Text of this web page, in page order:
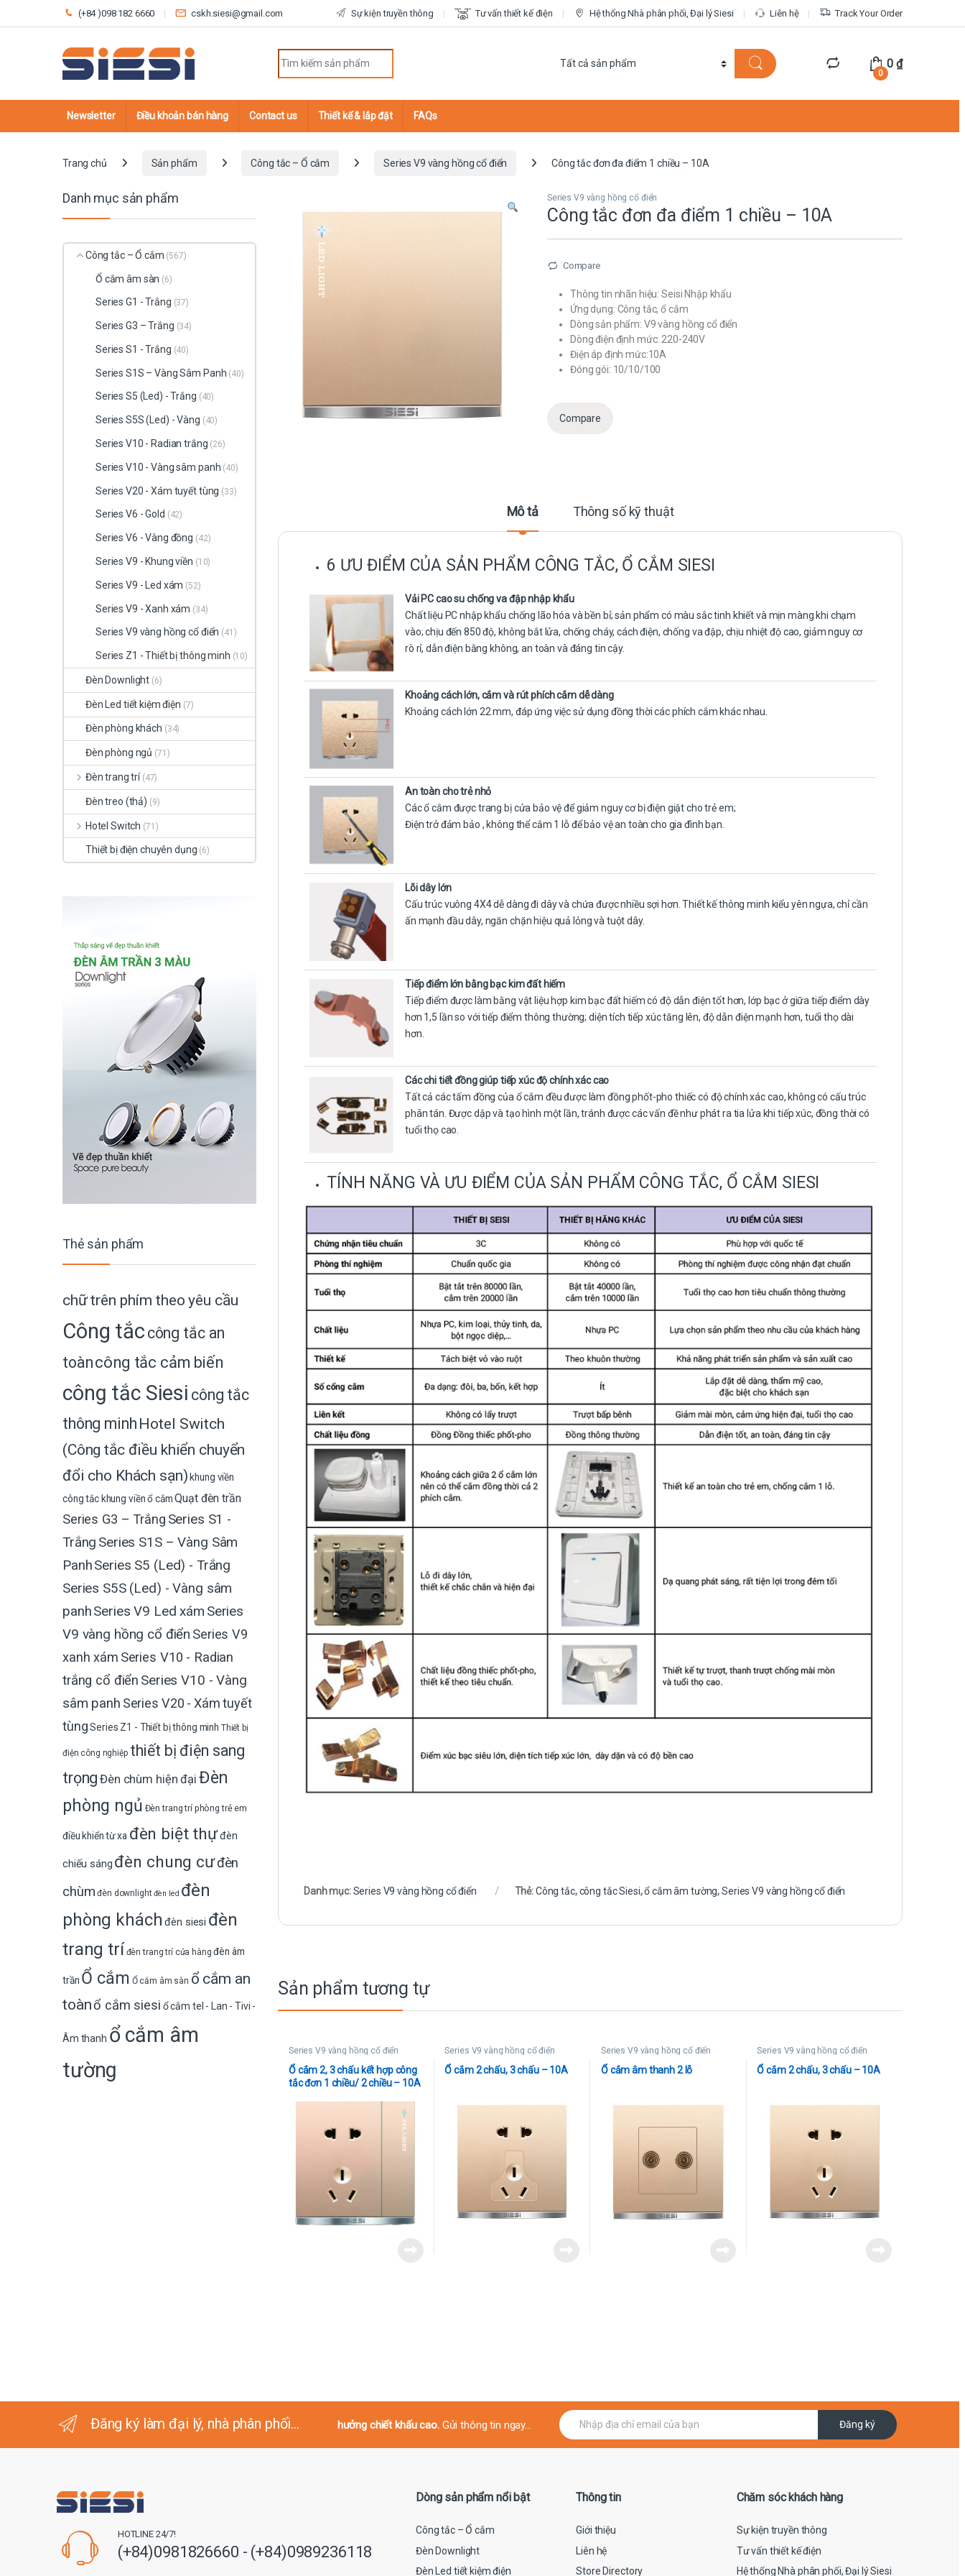
Skip to navigation
Skip to content
(+84 )098 182 6660 cskh.siesi@gmail.com Sự kiện truyền thông Tư vấn thiết kế điện Hệ thống Nhà phân phối, Đại lý Siesi Liên hệ Track Your Order
0
0₫
Newsletter Điều khoản bán hàng Contact us Thiết kế & lắp đặt FAQs
Trang chủ Sản phẩm Công tắc – Ổ cắm Series V9 vàng hồng cổ điển Công tắc đơn đa điểm 1 chiều – 10A
Series V9 vàng hồng cổ điển
Công tắc đơn đa điểm 1 chiều – 10A
Compare
Thông tin nhãn hiệu: Seisi Nhập khẩu
Ứng dụng: Công tắc, ổ cắm
Dòng sản phẩm: V9 vàng hồng cổ điển
Dòng điện định mức: 220-240V
Điện áp định mức:10A
Đóng gói: 10/10/100
Compare
Mô tả Thông số kỹ thuật
6 ƯU ĐIỂM CỦA SẢN PHẨM CÔNG TẮC, Ổ CẮM SIESI
Vải PC cao su chống va đập nhập khẩu
Chất liệu PC nhập khẩu chống lão hóa và bền bỉ; sản phẩm có màu sắc tinh khiết và mịn màng khi chạm
vào; chịu đến 850 độ, không bắt lửa, chống cháy, cách điện, chống va đập, chịu nhiệt độ cao, giảm nguy cơ
rò rỉ, dẫn điện bằng không, an toàn và đáng tin cậy.
Khoảng cách lớn, cắm và rút phích cắm dễ dàng
Khoảng cách lớn 22 mm, đáp ứng việc sử dụng đồng thời các phích cắm khác nhau.
An toàn cho trẻ nhỏ
Các ổ cắm được trang bị cửa bảo vệ để giảm nguy cơ bị điện giật cho trẻ em;
Điện trở đảm bảo , không thể cắm 1 lỗ để bảo vệ an toàn cho gia đình bạn.
Lõi dây lớn
Cấu trúc vuông 4X4 dễ dàng đi dây và chứa được nhiều sợi hơn. Thiết kế thông minh kiểu yên ngựa, chỉ cần
ấn mạnh đầu dây, ngăn chặn hiệu quả lỏng và tuột dây.
Tiếp điểm lớn bằng bạc kim đất hiếm
Tiếp điểm được làm bằng vật liệu hợp kim bạc đất hiếm có độ dẫn điện tốt hơn, lớp bạc ở giữa tiếp điểm dày
hơn 1,5 lần so với tiếp điểm thông thường; diện tích tiếp xúc tăng lên, độ dẫn điện mạnh hơn, tuổi thọ dài
hơn.
Các chi tiết đồng giúp tiếp xúc độ chính xác cao
Tất cả các tấm đồng của ổ cắm đều được làm đồng phốt-pho thiếc có độ chính xác cao, không có cấu trúc
phân tán. Được dập và tạo hình một lần, tránh được các vấn đề như phát ra tia lửa khi tiếp xúc, đồng thời có
tuổi thọ cao.
TÍNH NĂNG VÀ ƯU ĐIỂM CỦA SẢN PHẨM CÔNG TẮC, Ổ CẮM SIESI
Danh mục:Series V9 vàng hồng cổ điển Thẻ:Công tắc,công tắc Siesi,ổ cắm âm tường,Series V9 vàng hồng cổ điển
Sản phẩm tương tự
Series V9 vàng hồng cổ điển
Ổ cắm 2, 3 chấu kết hợp công
tắc đơn 1 chiều/ 2 chiều – 10A
Series V9 vàng hồng cổ điển
Ổ cắm 2 chấu, 3 chấu – 10A
Series V9 vàng hồng cổ điển
Ổ cắm âm thanh 2 lỗ
Series V9 vàng hồng cổ điển
Ổ cắm 2 chấu, 3 chấu – 10A
Danh mục sản phẩm
Công tắc – Ổ cắm (567)
Ổ cắm âm sàn (6)
Series G1 - Trắng (37)
Series G3 – Trắng (34)
Series S1 - Trắng (40)
Series S1S – Vàng Sâm Panh (40)
Series S5 (Led) - Trắng (40)
Series S5S (Led) - Vàng (40)
Series V10 - Radian trắng (26)
Series V10 - Vàng sâm panh (40)
Series V20 - Xám tuyết tùng (33)
Series V6 - Gold (42)
Series V6 - Vàng đồng (42)
Series V9 - Khung viền (10)
Series V9 - Led xám (52)
Series V9 - Xanh xám (34)
Series V9 vàng hồng cổ điển (41)
Series Z1 - Thiết bị thông minh (10)
Đèn Downlight (6)
Đèn Led tiết kiệm điện (7)
Đèn phòng khách (34)
Đèn phòng ngủ (71)
Đèn trang trí (47)
Đèn treo (thả) (9)
Hotel Switch (71)
Thiết bị điện chuyên dụng (6)
Thẻ sản phẩm
chữ trên phím theo yêu cầu
Công tắc công tắc an
toàncông tắc cảm biến
công tắc Siesi công tắc
thông minh Hotel Switch
(Công tắc điều khiển chuyển
đổi cho Khách sạn) khung viền
công tắc khung viền ổ cắm Quạt đèn trần
Series G3 – Trắng Series S1 -
Trắng Series S1S – Vàng Sâm
PanhSeries S5 (Led) - Trắng
Series S5S (Led) - Vàng sâm
panhSeries V9 Led xám Series
V9 vàng hồng cổ điển Series V9
xanh xám Series V10 - Radian
trắng cổ điển Series V10 - Vàng
sâm panh Series V20 - Xám tuyết
tùng Series Z1 - Thiết bị thông minh Thiết bị
điện công nghiệp thiết bị điện sang
trọng Đèn chùm hiện đại Đèn
phòng ngủ Đèn trang trí phòng trẻ em
điều khiển từ xa đèn biệt thựđèn
chiếu sáng đèn chung cưđèn
chùm đèn downlight đèn led đèn
phòng khách đèn siesi đèn
trang trí đèn trang trí cửa hàng đèn âm
trần Ổ cắm Ổ cắm âm sàn ổ cắm an
toànổ cắm siesi ổ cắm tel - Lan - Tivi -
Âm thanh ổ cắm âm
tường
Đăng ký làm đại lý, nhà phân phối... hưởng chiết khấu cao. Gửi thông tin ngay...
E
m
Đăng ký
HOTLINE 24/7!
(+84)0981826660 - (+84)0989236118
Dòng sản phẩm nổi bật
Công tắc – Ổ cắm
Đèn Downlight
Đèn Led tiết kiệm điện
Thông tin
Giới thiệu
Liên hệ
Store Directory
Chăm sóc khách hàng
Sự kiện truyền thông
Tư vấn thiết kế điện
Hệ thống Nhà phân phối, Đại lý Siesi